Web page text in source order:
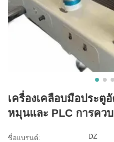
เครื่องเคลือบมือประตู
หมุนและ PLC การคว
ชื่อแบรนด์: DZ